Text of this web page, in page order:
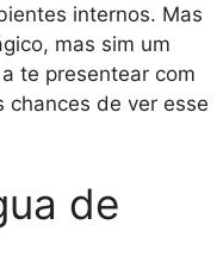
internos. Mas
mas sim um
te presentear com
chances de ver esse
de